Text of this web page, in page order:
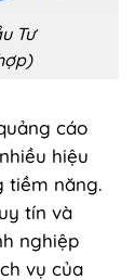
Tư
cáo
hiệu
tiềm năng.
tín và
nghiệp
vụ của